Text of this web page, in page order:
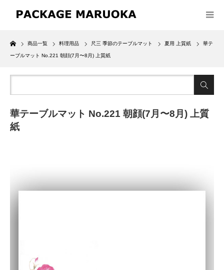
Home
商品一覧 料理用品 尺三 季節のテーブルマット 夏用 上質紙 華テ
ーブルマット No.221 朝顔(7月〜8月) 上質紙
華テーブルマット No.221 朝顔(7月〜8月) 上質
紙